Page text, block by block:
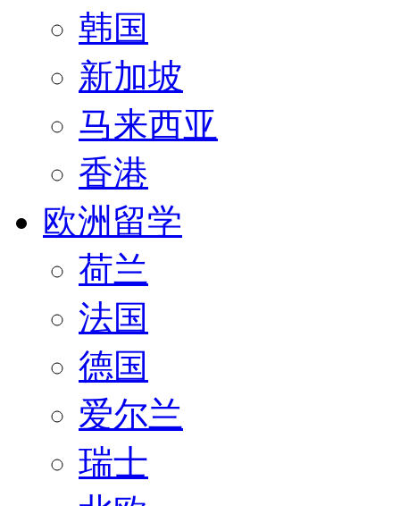
韩国
新加坡
马来西亚
香港
欧洲留学
荷兰
法国
德国
爱尔兰
瑞士